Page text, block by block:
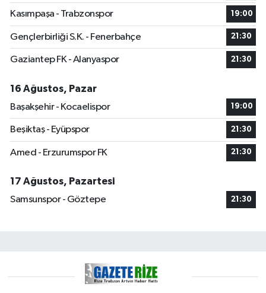
Kasımpaşa - Trabzonspor 19:00
Gençlerbirliği S.K. - Fenerbahçe 21:30
Gaziantep FK - Alanyaspor 21:30
16 Ağustos, Pazar
Başakşehir - Kocaelispor
19:00
Beşiktaş - Eyüpspor 21:30
Amed - Erzurumspor FK 21:30
17 Ağustos, Pazartesi
Samsunspor - Göztepe
21:30